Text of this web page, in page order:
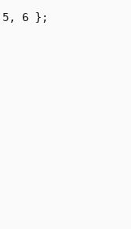
6 };